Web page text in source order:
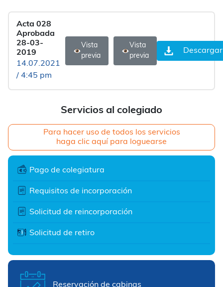
Servicios al colegiado
Para hacer uso de todos los servicios
haga clic aquí para loguearse
Pago de colegiatura
Requisitos de incorporación
Solicitud de reincorporación
Solicitud de retiro
Reservación de cabinas
Acta 028
Aprobada
28-03-
2019
14.07.2021
/ 4:45 pm
Vista
previa
Vista
previa
Descargar